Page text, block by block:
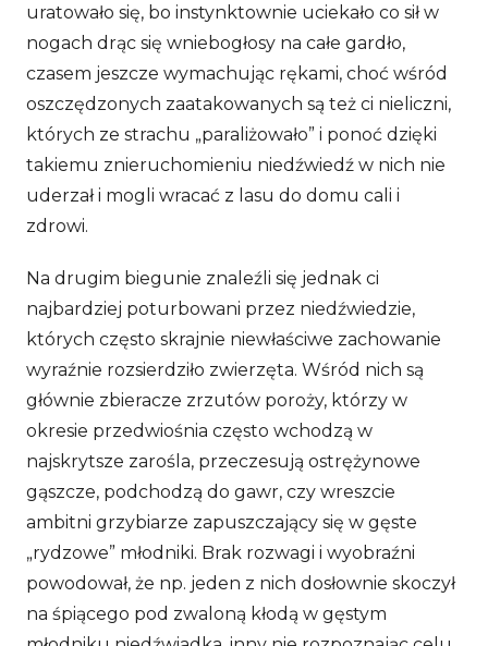
uratowało się, bo instynktownie uciekało co sił w
nogach drąc się wniebogłosy na całe gardło,
czasem jeszcze wymachując rękami, choć wśród
oszczędzonych zaatakowanych są też ci nieliczni,
których ze strachu „paraliżowało” i ponoć dzięki
takiemu znieruchomieniu niedźwiedź w nich nie
uderzał i mogli wracać z lasu do domu cali i
zdrowi.
Na drugim biegunie znaleźli się jednak ci
najbardziej poturbowani przez niedźwiedzie,
których często skrajnie niewłaściwe zachowanie
wyraźnie rozsierdziło zwierzęta. Wśród nich są
głównie zbieracze zrzutów poroży, którzy w
okresie przedwiośnia często wchodzą w
najskrytsze zarośla, przeczesują ostrężynowe
gąszcze, podchodzą do gawr, czy wreszcie
ambitni grzybiarze zapuszczający się w gęste
„rydzowe” młodniki. Brak rozwagi i wyobraźni
powodował, że np. jeden z nich dosłownie skoczył
na śpiącego pod zwaloną kłodą w gęstym